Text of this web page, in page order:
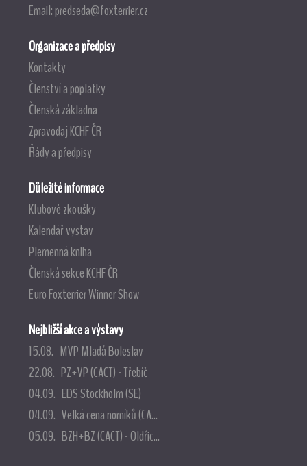
Email:predseda@foxterrier.cz
Organizace a předpisy
Kontakty
Členství a poplatky
Členská základna
Zpravodaj KCHF ČR
Řády a předpisy
Důležité informace
Klubové zkoušky
Kalendář výstav
Plemenná kniha
Členská sekce KCHF ČR
Euro Foxterrier Winner Show
Nejbližší akce a výstavy
15.08. MVP Mladá Boleslav
22.08. PZ+VP (CACT) - Třebíč
04.09. EDS Stockholm (SE)
04.09. Velká cena norníků (CA...
05.09. BZH+BZ (CACT) - Oldřic...